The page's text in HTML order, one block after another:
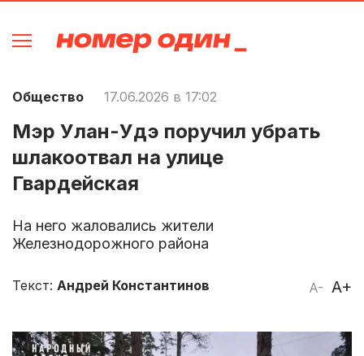
Общество 17.06.2026 в 17:02
Мэр Улан-Удэ поручил убрать
шлакоотвал на улице
Гвардейская
На него жаловались жители
Железнодорожного района
A- A+
Текст: Андрей Константинов